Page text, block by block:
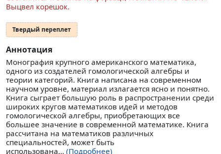
Выцвел корешок.
Твердый переплет
Аннотация
Монография крупного американского математика,
одного из создателей гомологической алгебры и
теории категорий. Книга написана на современном
научном уровне, материал излагается ясно и понятно.
Книга сыграет большую роль в распространении среди
широких кругов математиков идей и методов
гомологической алгебры, приобретающих все
большее значение в современной математике. Книга
рассчитана на математиков различных
специальностей, может быть
использована... (Подробнее)